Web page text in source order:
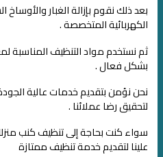
بعد ذلك نقوم بإزالة الغبار
الكهربائية المتخصصة .
ثم نستخدم مواد التنظيف المناسبة
بشكل فعال .
نحن نؤمن بتقديم خدمات عالية
لتحقيق رضا عملائنا .
سواء كنت بحاجة إلى تنظيف كنب
علينا لتقديم خدمة تنظيف ممتازة